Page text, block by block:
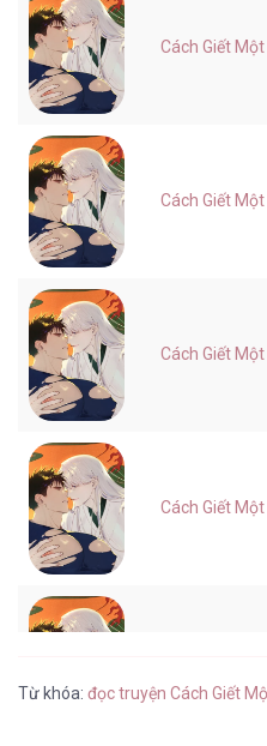
Cách Giết
Cách Giết
Cách Giết
Cách Giết
Từ khóa: đọc truyện Cách Giết